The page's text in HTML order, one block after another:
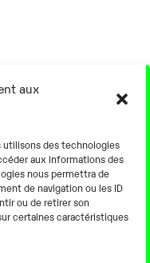
aux
utilisons des technologies
aux informations des
nous permettra de
de navigation ou les ID
ou de retirer son
certaines caractéristiques